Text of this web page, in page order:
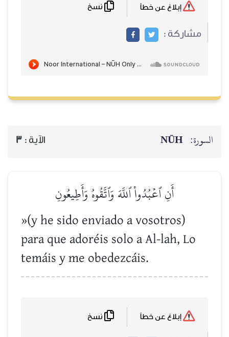
مشاركة :
السورة: NŪH الآية : 3
أَنِ ٱعۡبُدُواْ ٱللَّهَ وَٱتَّقُوهُ وَأَطِيعُونِ
»(y he sido enviado a vosotros)
para que adoréis solo a Al-lah, Lo
temáis y me obedezcáis.